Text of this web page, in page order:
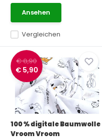
Vergleichen
Ansehen
€ 8,90
€ 5,90
100 % digitale Baumwolle
Vroom Vroom